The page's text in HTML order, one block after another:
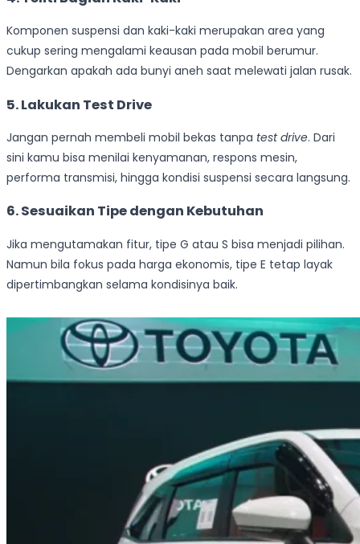
Komponen suspensi dan kaki-kaki merupakan area yang
cukup sering mengalami keausan pada mobil berumur.
Dengarkan apakah ada bunyi aneh saat melewati jalan rusak.
5. Lakukan Test Drive
Jangan pernah membeli mobil bekas tanpa test drive. Dari
sini kamu bisa menilai kenyamanan, respons mesin,
performa transmisi, hingga kondisi suspensi secara langsung.
6. Sesuaikan Tipe dengan Kebutuhan
Jika mengutamakan fitur, tipe G atau S bisa menjadi pilihan.
Namun bila fokus pada harga ekonomis, tipe E tetap layak
dipertimbangkan selama kondisinya baik.